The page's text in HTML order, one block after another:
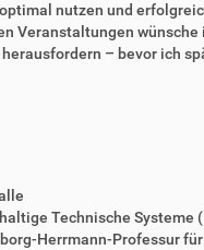
nutzen und
Veranstaltungen wünsche
– bevor ich
Technische Systeme
Herrmann-Professur für